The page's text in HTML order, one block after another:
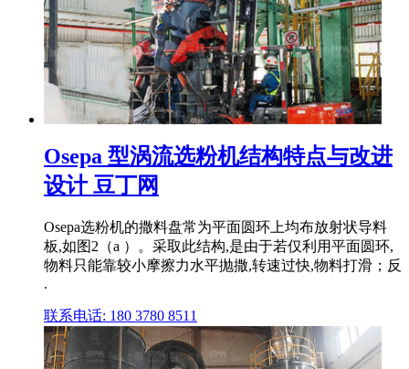
Osepa 型涡流选粉机结构特点与改进
设计 豆丁网
Osepa选粉机的撒料盘常为平面圆环上均布放射状导料
板,如图2（a ）。采取此结构,是由于若仅利用平面圆环,
物料只能靠较小摩擦力水平抛撒,转速过快,物料打滑；反
.
联系电话: 180 3780 8511